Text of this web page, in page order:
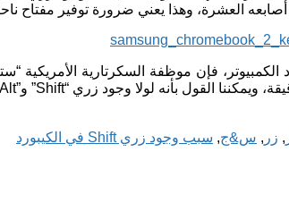
أصابعه العشرة، وهذا يعني ضرورة توفير
, زر , س&ج, سبب وجود زري Shift في الكيبورد